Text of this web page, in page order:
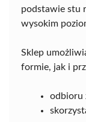
podstawie stu
wysokim
Sklep
formie, jak i
odbioru